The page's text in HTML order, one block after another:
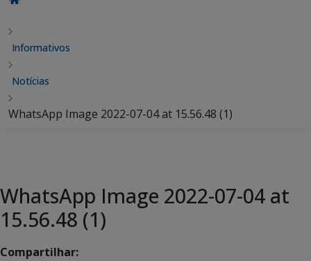
Informativos
Notícias
WhatsApp Image 2022-07-04 at 15.56.48 (1)
WhatsApp Image 2022-07-04 at
15.56.48 (1)
Compartilhar: